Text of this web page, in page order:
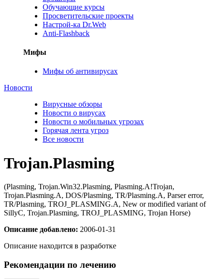
Обучающие курсы
Просветительские проекты
Настрой-ка Dr.Web
Anti-Flashback
Мифы
Мифы об антивирусах
Новости
Вирусные обзоры
Новости о вирусах
Новости о мобильных угрозах
Горячая лента угроз
Все новости
Trojan.Plasming
(Plasming, Trojan.Win32.Plasming, Plasming.A!Trojan,
Trojan.Plasming.A, DOS/Plasming, TR/Plasming.A, Parser error,
TR/Plasming, TROJ_PLASMING.A, New or modified variant of
SillyC, Trojan.Plasming, TROJ_PLASMING, Trojan Horse)
Описание добавлено: 2006-01-31
Описание находится в разработке
Рекомендации по лечению